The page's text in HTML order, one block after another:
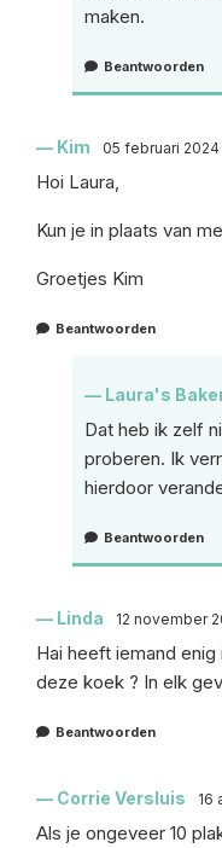
maken.
Beantwoorden
Kim 05 februari 2024
Hoi Laura,
Kun je in plaats van
Groetjes Kim
Beantwoorden
Laura's
Dat heb ik zelf
proberen. Ik
hierdoor
Beantwoorden
Linda 12 november
Hai heeft iemand
deze koek ? In elk
Beantwoorden
Corrie Versluis 16
Als je ongeveer 10